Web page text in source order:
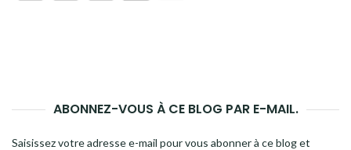
ABONNEZ-VOUS À CE BLOG PAR E-MAIL.
Saisissez votre adresse e-mail pour vous abonner à ce blog et